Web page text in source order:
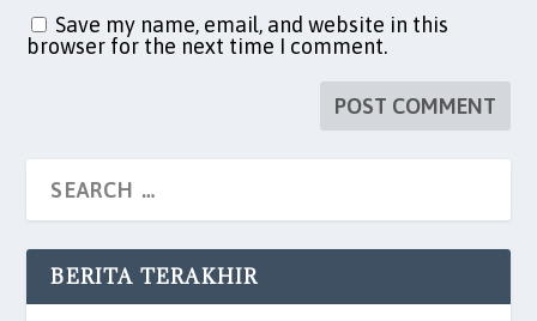
Save my name, email, and website in this
browser for the next time I comment.
BERITA TERAKHIR